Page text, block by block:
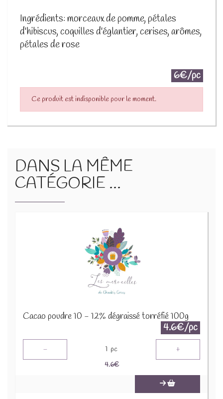
Ingrédients: morceaux de pomme, pétales
d'hibiscus, coquilles d'églantier, cerises, arômes,
pétales de rose
6€/pc
Ce produit est indisponible pour le moment.
DANS LA MÊME
CATÉGORIE ...
Cacao poudre 10 - 12% dégraissé torréfié 100g
4.6€/pc
- 1 pc +
4.6€